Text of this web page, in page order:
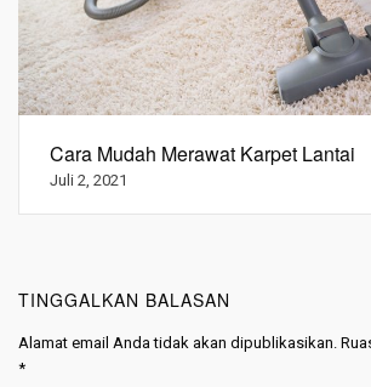
Cara Mudah Merawat Karpet Lantai
Juli 2, 2021
TINGGALKAN BALASAN
Alamat email Anda tidak akan dipublikasikan.
*